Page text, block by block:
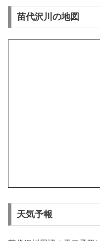
苗代沢川の地図
天気予報